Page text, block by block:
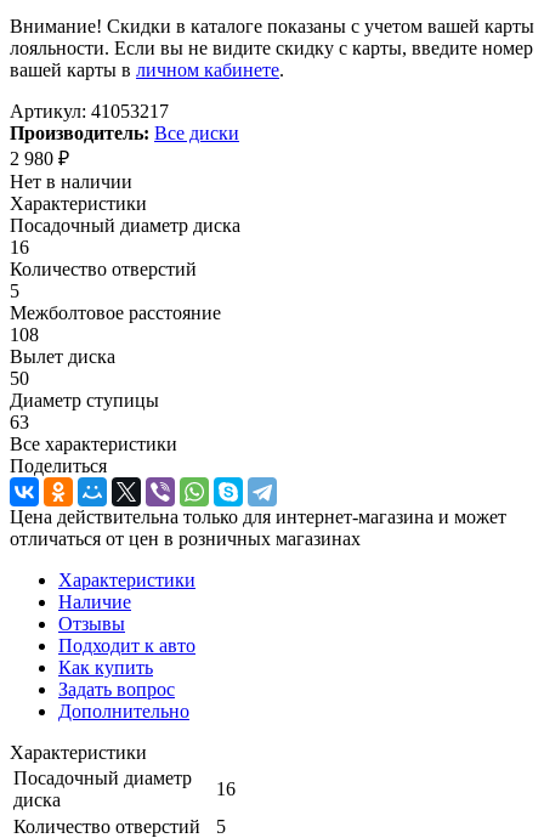
Внимание! Скидки в каталоге показаны с учетом вашей карты
лояльности. Если вы не видите скидку с карты, введите номер
вашей карты в личном кабинете.
Артикул: 41053217
Производитель: Все диски
2 980 ₽
Нет в наличии
Характеристики
Посадочный диаметр диска
16
Количество отверстий
5
Межболтовое расстояние
108
Вылет диска
50
Диаметр ступицы
63
Все характеристики
Поделиться
Цена действительна только для интернет-магазина и может
отличаться от цен в розничных магазинах
Характеристики
Наличие
Отзывы
Подходит к авто
Как купить
Задать вопрос
Дополнительно
Характеристики
Посадочный диаметр
диска
16
Количество отверстий
5